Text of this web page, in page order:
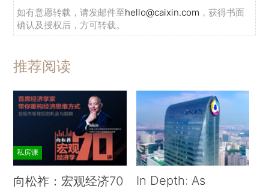
如有意愿转载，请发邮件至hello@caixin.com ，获得书面
确认及授权后，方可转载。
推荐阅读
私房课
向松祚：宏观经济70
In Depth: As